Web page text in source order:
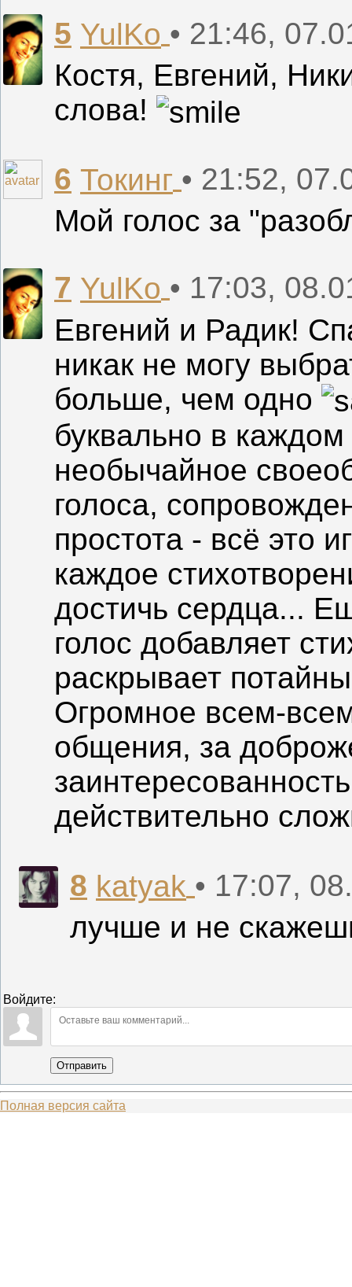
5 YulKo • 21:46,
Костя, Евгений,
слова!
6 Токинг • 21:52,
Мой голос за
7 YulKo • 17:03,
Евгений и Радик!
никак не могу
больше, чем одно
буквально в
необычайное
голоса,
простота - всё это
каждое
достичь сердца...
голос добавляет
раскрывает
Огромное всем-
общения, за
действительно
8 katyak • 17:07,
лучше и не
Войдите:
Отправить
Полная версия сайта